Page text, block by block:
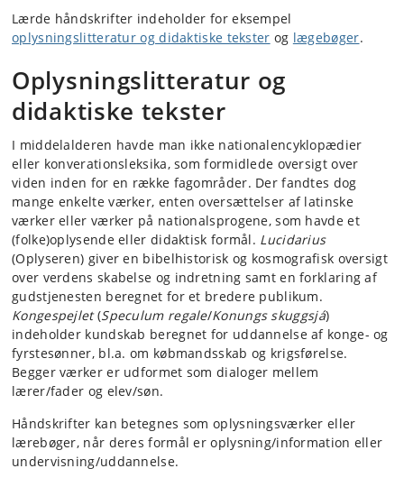
Lærde håndskrifter indeholder for eksempel
oplysningslitteratur og didaktiske tekster og lægebøger.
Oplysningslitteratur og
didaktiske tekster
I middelalderen havde man ikke nationalencyklopædier
eller konverationsleksika, som formidlede oversigt over
viden inden for en række fagområder. Der fandtes dog
mange enkelte værker, enten oversættelser af latinske
værker eller værker på nationalsprogene, som havde et
(folke)oplysende eller didaktisk formål. Lucidarius
(Oplyseren) giver en bibelhistorisk og kosmografisk oversigt
over verdens skabelse og indretning samt en forklaring af
gudstjenesten beregnet for et bredere publikum.
Kongespejlet(Speculum regale/Konungs skuggsjá)
indeholder kundskab beregnet for uddannelse af konge- og
fyrstesønner, bl.a. om købmandsskab og krigsførelse.
Begger værker er udformet som dialoger mellem
lærer/fader og elev/søn.
Håndskrifter kan betegnes som oplysningsværker eller
lærebøger, når deres formål er oplysning/information eller
undervisning/uddannelse.